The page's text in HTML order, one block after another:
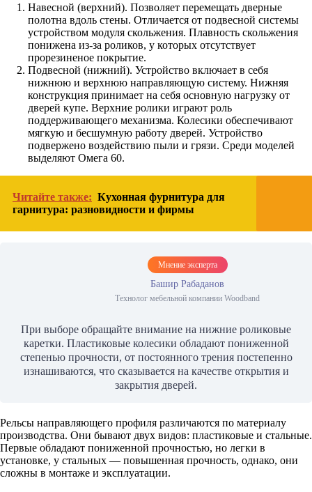
Навесной (верхний). Позволяет перемещать дверные
полотна вдоль стены. Отличается от подвесной системы
устройством модуля скольжения. Плавность скольжения
понижена из-за роликов, у которых отсутствует
прорезиненое покрытие.
Подвесной (нижний). Устройство включает в себя
нижнюю и верхнюю направляющую систему. Нижняя
конструкция принимает на себя основную нагрузку от
дверей купе. Верхние ролики играют роль
поддерживающего механизма. Колесики обеспечивают
мягкую и бесшумную работу дверей. Устройство
подвержено воздействию пыли и грязи. Среди моделей
выделяют Омега 60.
Читайте также: Кухонная фурнитура для
гарнитура: разновидности и фирмы
Мнение эксперта
Башир Рабаданов
Технолог мебельной компании Woodband
При выборе обращайте внимание на нижние роликовые
каретки. Пластиковые колесики обладают пониженной
степенью прочности, от постоянного трения постепенно
изнашиваются, что сказывается на качестве открытия и
закрытия дверей.
Рельсы направляющего профиля различаются по материалу
производства. Они бывают двух видов: пластиковые и стальные.
Первые обладают пониженной прочностью, но легки в
установке, у стальных — повышенная прочность, однако, они
сложны в монтаже и эксплуатации.